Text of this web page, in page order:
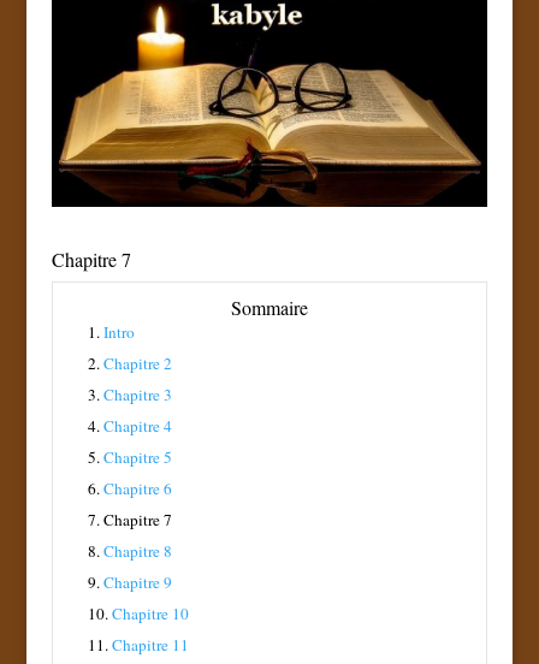
Chapitre 7
Sommaire
1.Intro
2.Chapitre 2
3.Chapitre 3
4.Chapitre 4
5.Chapitre 5
6.Chapitre 6
7.Chapitre 7
8.Chapitre 8
9.Chapitre 9
10.Chapitre 10
11.Chapitre 11